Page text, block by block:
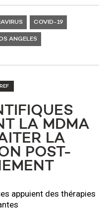
COVID-19
ANGELES
LA MDMA
LA
POST-
appuient des thérapies